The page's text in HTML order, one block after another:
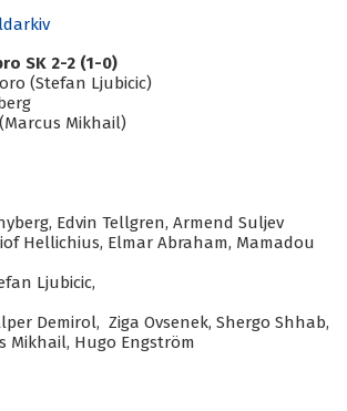
SK 2-2 (1-0)
(Stefan Ljubicic)
Mikhail)
Edvin Tellgren, Armend Suljev
Hellichius, Elmar Abraham, Mamadou
Ljubicic,
Demirol, Ziga Ovsenek, Shergo Shhab,
Mikhail, Hugo Engström